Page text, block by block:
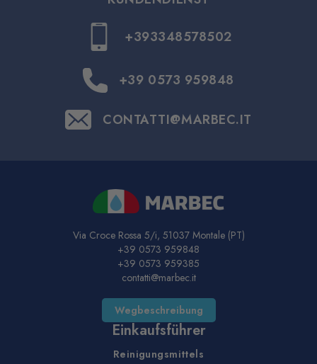
+393348578502
+39 0573 959848
CONTATTI@MARBEC.IT
Via Croce Rossa 5/i, 51037 Montale (PT)
+39 0573 959848
+39 0573 959385
contatti@marbec.it
Wegbeschreibung
Einkaufsführer
Reinigungsmittels